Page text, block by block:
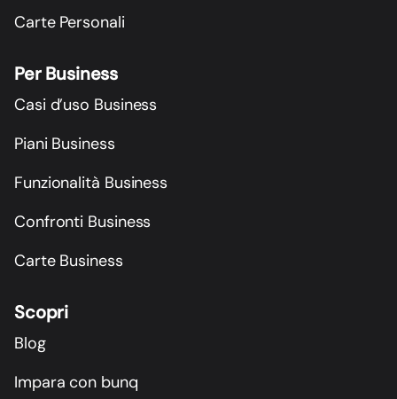
Carte Personali
Per Business
Casi d’uso Business
Piani Business
Funzionalità Business
Confronti Business
Carte Business
Scopri
Blog
Impara con bunq